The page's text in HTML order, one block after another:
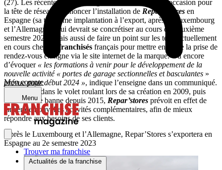
Mon compte
Menu
Trouver ma franchise
Actualités de la franchise
(27). Les récentes réunions régionales ont aussi été l’occasion pour
la tête de réseau d’annoncer l’installation de Repar’Stores en
Espagne (sa troisième implantation à l’export, après le Luxembourg
et l’Allemagne), qui devrait se concrétiser au cours du deuxième
semestre 2023. Mais aussi de faire un point sur les tests actuellement
en cours chez 20
franchisés français pour mettre en place la prise de
rendez-vous en ligne via le site internet de la marque. Ou encore
d’évoquer « les formations à venir pour le développement de la
nouvelle activité « portes de garage sectionnelles et basculantes »
prévue pour début 2024 », indique l’enseigne dans un communiqué.
Spécialisée dans le volet roulant lors de sa création en 2009, puis
dans le store banne depuis 2015, Repar’stores prévoit en effet de
lancer de nouvelles activités complémentaires, afin de mieux
répondre aux besoins de ses clients.
Après le Luxembourg et l’Allemagne, Repar’Stores s’exportera en
Espagne au 2e semestre 2023